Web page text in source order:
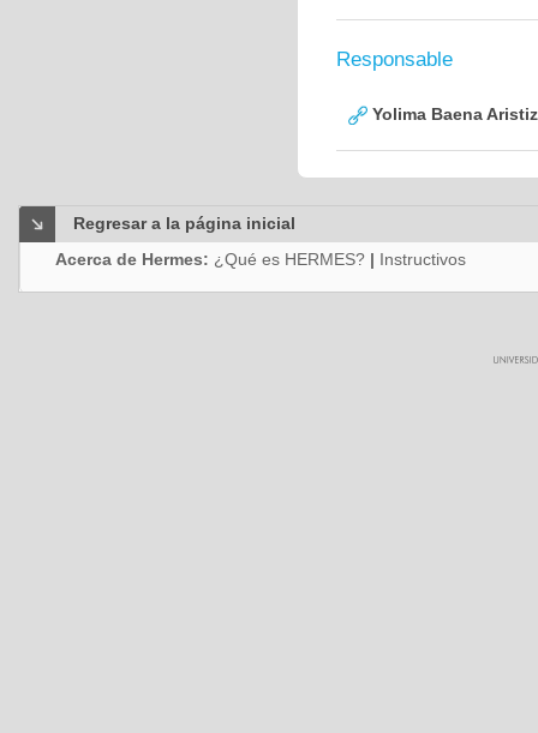
Responsable
Yolima Baena
Regresar a la página inicial
Acerca de Hermes: ¿Qué es HERMES? | Instructivos